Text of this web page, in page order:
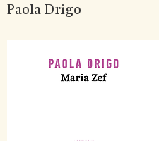
Paola Drigo